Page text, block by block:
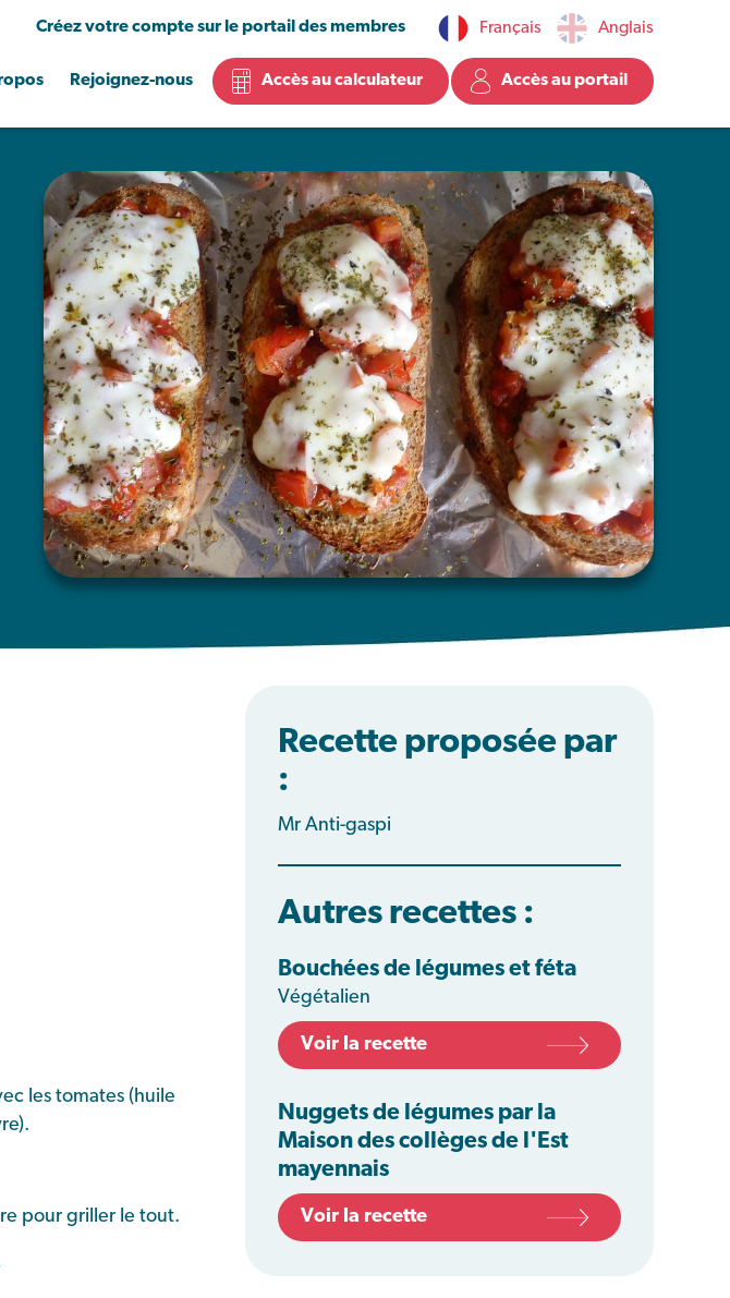
Créez votre compte sur le portail des membres Français Anglais
Rejoignez-nous Accès au calculateur Accès au portail
les tomates (huile
pour griller le tout.
Recette proposée par
:
Mr Anti-gaspi
Autres recettes :
Bouchées de légumes et féta
Végétalien
Voir la recette
Nuggets de légumes par la
Maison des collèges de l'Est
mayennais
Voir la recette